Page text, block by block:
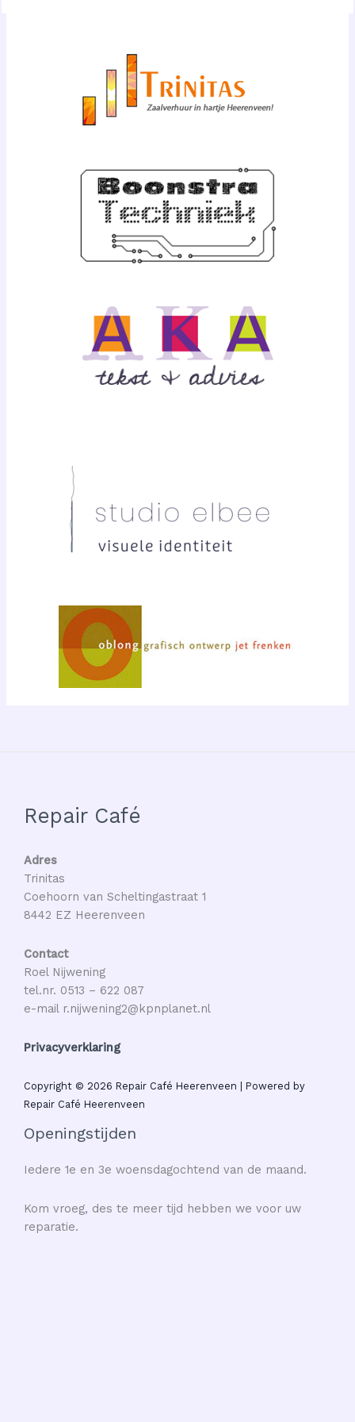
Repair Café
Adres
Trinitas
Coehoorn van Scheltingastraat 1
8442 EZ Heerenveen
Contact
Roel Nijwening
tel.nr. 0513 – 622 087
e-mail r.nijwening2@kpnplanet.nl
Privacyverklaring
Copyright © 2026 Repair Café Heerenveen | Powered by
Repair Café Heerenveen
Openingstijden
Iedere 1e en 3e woensdagochtend van de maand.
Kom vroeg, des te meer tijd hebben we voor uw
reparatie.